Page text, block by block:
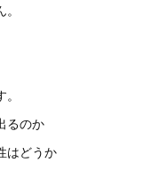
るのか
はどうか